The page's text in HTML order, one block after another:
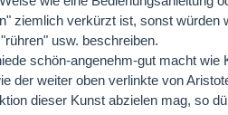
ziemlich verkürzt ist, sonst
usw. beschreiben.
schön-angenehm-gut macht wie
der weiter oben verlinkte von
dieser Kunst abzielen mag, so